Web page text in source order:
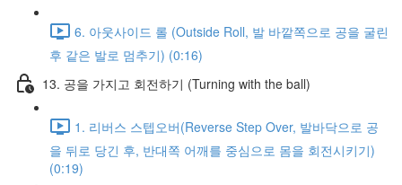
6. 아웃사이드 롤 (Outside Roll, 발 바깥쪽으로 공을 굴린
후 같은 발로 멈추기) (0:16)
13. 공을 가지고 회전하기 (Turning with the ball)
1. 리버스 스텝오버(Reverse Step Over, 발바닥으로 공
을 뒤로 당긴 후, 반대쪽 어깨를 중심으로 몸을 회전시키기)
(0:19)